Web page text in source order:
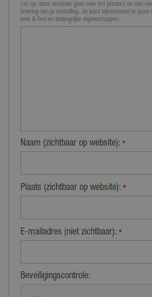
Let op: deze recensie gaat over het product en niet
levering van je bestelling. Je kunt bijvoorbeeld in
look & feel en belangrijke eigenschappen.
Naam (zichtbaar op website): *
Plaats (zichtbaar op website): *
E-mailadres (niet zichtbaar): *
Beveiligingscontrole: